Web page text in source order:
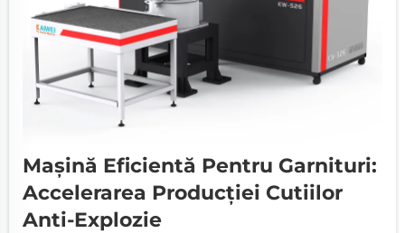
Mașină Eficientă Pentru Garnituri:
Accelerarea Producției Cutiilor
Anti-Explozie